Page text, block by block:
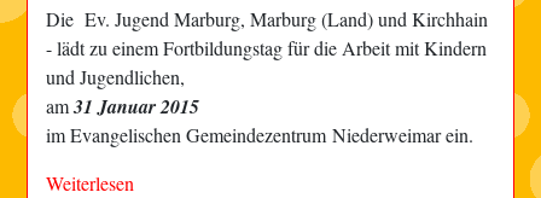
Die Ev. Jugend Marburg, Marburg (Land) und Kirchhain
- lädt zu einem Fortbildungstag für die Arbeit mit Kindern
und Jugendlichen,
am31 Januar 2015
im Evangelischen Gemeindezentrum Niederweimar ein.
Weiterlesen